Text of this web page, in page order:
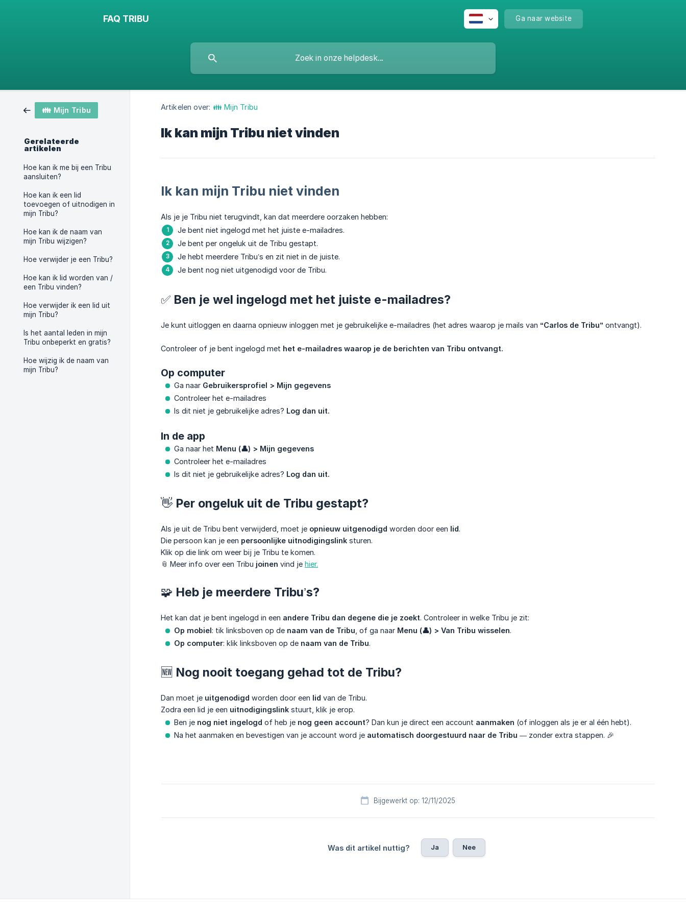
FAQ TRIBU Ga naar website
👪 Mijn Tribu
Gerelateerde
artikelen
Hoe kan ik me bij een Tribu
aansluiten?
Hoe kan ik een lid
toevoegen of uitnodigen in
mijn Tribu?
Hoe kan ik de naam van
mijn Tribu wijzigen?
Hoe verwijder je een Tribu?
Hoe kan ik lid worden van /
een Tribu vinden?
Hoe verwijder ik een lid uit
mijn Tribu?
Is het aantal leden in mijn
Tribu onbeperkt en gratis?
Hoe wijzig ik de naam van
mijn Tribu?
Artikelen over: 👪 Mijn Tribu
Ik kan mijn Tribu niet vinden
Ik kan mijn Tribu niet vinden
Als je je Tribu niet terugvindt, kan dat meerdere oorzaken hebben:
Je bent niet ingelogd met het juiste e-mailadres.
Je bent per ongeluk uit de Tribu gestapt.
Je hebt meerdere Tribu’s en zit niet in de juiste.
Je bent nog niet uitgenodigd voor de Tribu.
✅ Ben je wel ingelogd met het juiste e-mailadres?
Je kunt uitloggen en daarna opnieuw inloggen met je gebruikelijke e-mailadres (het adres waarop je mails van “Carlos de Tribu” ontvangt).
Controleer of je bent ingelogd met het e-mailadres waarop je de berichten van Tribu ontvangt.
Op computer
Ga naar Gebruikersprofiel > Mijn gegevens
Controleer het e-mailadres
Is dit niet je gebruikelijke adres? Log dan uit.
In de app
Ga naar het Menu (👤) > Mijn gegevens
Controleer het e-mailadres
Is dit niet je gebruikelijke adres? Log dan uit.
👋 Per ongeluk uit de Tribu gestapt?
Als je uit de Tribu bent verwijderd, moet je opnieuw uitgenodigd worden door een lid.
Die persoon kan je een persoonlijke uitnodigingslink sturen.
Klik op die link om weer bij je Tribu te komen.
📎 Meer info over een Tribu joinen vind je hier.
🧩 Heb je meerdere Tribu’s?
Het kan dat je bent ingelogd in een andere Tribu dan degene die je zoekt. Controleer in welke Tribu je zit:
Op mobiel: tik linksboven op de naam van de Tribu , of ga naar Menu (👤) > Van Tribu wisselen.
Op computer: klik linksboven op de naam van de Tribu.
🆕 Nog nooit toegang gehad tot de Tribu?
Dan moet je uitgenodigd worden door een lid van de Tribu.
Zodra een lid je een uitnodigingslink stuurt, klik je erop.
Ben je nog niet ingelogd of heb je nog geen account? Dan kun je direct een account aanmaken (of inloggen als je er al één hebt).
Na het aanmaken en bevestigen van je account word je automatisch doorgestuurd naar de Tribu — zonder extra stappen. 🎉
Bijgewerkt op: 12/11/2025
Was dit artikel nuttig? Ja Nee